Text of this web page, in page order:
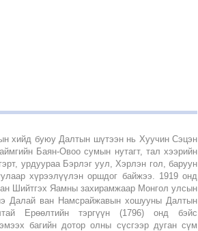
хийд буюу Далтын шүтээн нь Хуучин Сэцэн
Баян-Овоо сумын нутагт, тал хээрийн
урдуураа Бэрлэг уул, Хэрлэн гол, баруун
хүрээлүүлэн оршдог байжээ. 1919 онд
Шийтгэх Яамны захирамжаар Монгол улсын
Далай ван Намсрайжавын хошууны Далтын
Ерөөлтийн тэргүүн (1796) онд бэйс
багийн дотор олны сүсгээр дуган сүм